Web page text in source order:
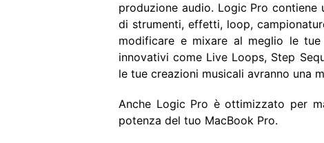
produzione audio. Logic Pro contiene
di strumenti, effetti, loop,
modificare e mixare al meglio le
innovativi come Live Loops, Step
le tue creazioni musicali avranno una
Anche Logic Pro è ottimizzato per
potenza del tuo MacBook Pro.